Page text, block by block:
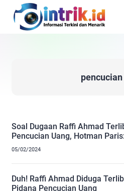
Soal Dugaan Raffi Ahmad
Pencucian Uang, Hotman
05/02/2024
Duh! Raffi Ahmad Diduga
Pidana Pencucian Uang